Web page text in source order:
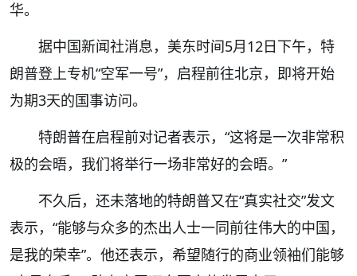
华。
据中国新闻社消息，美东时间5月12日下午，特
朗普登上专机“空军一号”，启程前往北京，即将开始
为期3天的国事访问。
特朗普在启程前对记者表示，“这将是一次非常积
极的会晤，我们将举行一场非常好的会晤。”
不久后，还未落地的特朗普又在“真实社交”发文
表示，“能够与众多的杰出人士一同前往伟大的中国，
是我的荣幸”。他还表示，希望随行的商业领袖们能够